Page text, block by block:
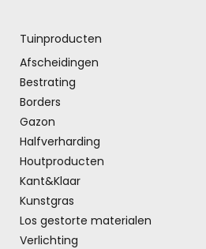
Tuinproducten
Afscheidingen
Bestrating
Borders
Gazon
Halfverharding
Houtproducten
Kant&Klaar
Kunstgras
Los gestorte materialen
Verlichting